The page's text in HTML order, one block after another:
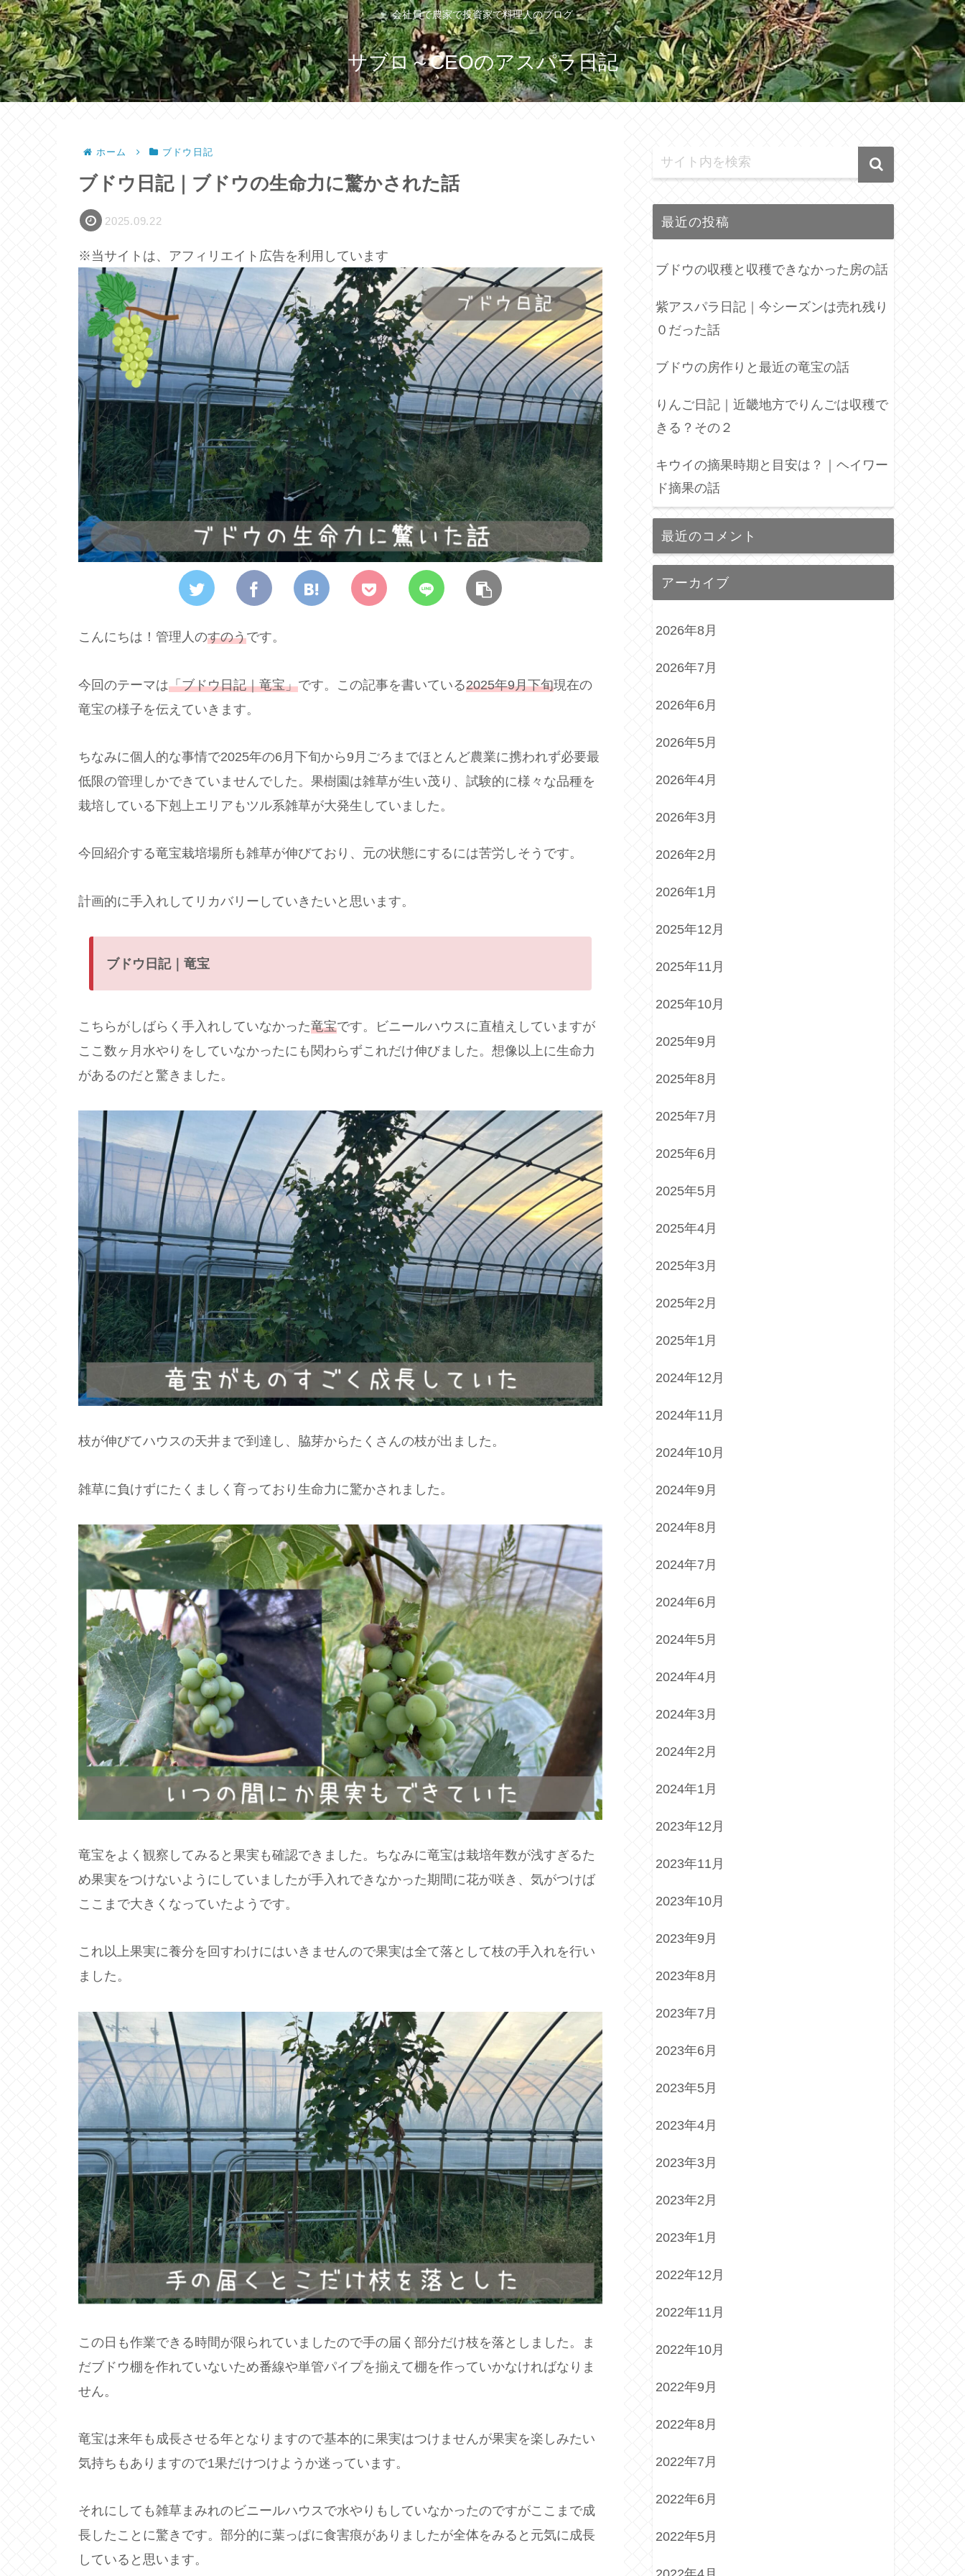
会社員で農家で投資家で料理人のブログ
サブロ～CEOのアスパラ日記
ホーム ブドウ日記
ブドウ日記｜ブドウの生命力に驚かされた話
2025.09.22
※当サイトは、アフィリエイト広告を利用しています
こんにちは！管理人のすのうです。
今回のテーマは「ブドウ日記｜竜宝」です。この記事を書いている2025年9月下旬現在の
竜宝の様子を伝えていきます。
ちなみに個人的な事情で2025年の6月下旬から9月ごろまでほとんど農業に携われず必要最
低限の管理しかできていませんでした。果樹園は雑草が生い茂り、試験的に様々な品種を
栽培している下剋上エリアもツル系雑草が大発生していました。
今回紹介する竜宝栽培場所も雑草が伸びており、元の状態にするには苦労しそうです。
計画的に手入れしてリカバリーしていきたいと思います。
ブドウ日記｜竜宝
こちらがしばらく手入れしていなかった竜宝です。ビニールハウスに直植えしていますが
ここ数ヶ月水やりをしていなかったにも関わらずこれだけ伸びました。想像以上に生命力
があるのだと驚きました。
枝が伸びてハウスの天井まで到達し、脇芽からたくさんの枝が出ました。
雑草に負けずにたくましく育っており生命力に驚かされました。
竜宝をよく観察してみると果実も確認できました。ちなみに竜宝は栽培年数が浅すぎるた
め果実をつけないようにしていましたが手入れできなかった期間に花が咲き、気がつけば
ここまで大きくなっていたようです。
これ以上果実に養分を回すわけにはいきませんので果実は全て落として枝の手入れを行い
ました。
この日も作業できる時間が限られていましたので手の届く部分だけ枝を落としました。ま
だブドウ棚を作れていないため番線や単管パイプを揃えて棚を作っていかなければなりま
せん。
竜宝は来年も成長させる年となりますので基本的に果実はつけませんが果実を楽しみたい
気持ちもありますので1果だけつけようか迷っています。
それにしても雑草まみれのビニールハウスで水やりもしていなかったのですがここまで成
長したことに驚きです。部分的に葉っぱに食害痕がありましたが全体をみると元気に成長
していると思います。
最近の投稿
ブドウの収穫と収穫できなかった房の話
紫アスパラ日記｜今シーズンは売れ残り
０だった話
ブドウの房作りと最近の竜宝の話
りんご日記｜近畿地方でりんごは収穫で
きる？その２
キウイの摘果時期と目安は？｜ヘイワー
ド摘果の話
最近のコメント
アーカイブ
2026年8月
2026年7月
2026年6月
2026年5月
2026年4月
2026年3月
2026年2月
2026年1月
2025年12月
2025年11月
2025年10月
2025年9月
2025年8月
2025年7月
2025年6月
2025年5月
2025年4月
2025年3月
2025年2月
2025年1月
2024年12月
2024年11月
2024年10月
2024年9月
2024年8月
2024年7月
2024年6月
2024年5月
2024年4月
2024年3月
2024年2月
2024年1月
2023年12月
2023年11月
2023年10月
2023年9月
2023年8月
2023年7月
2023年6月
2023年5月
2023年4月
2023年3月
2023年2月
2023年1月
2022年12月
2022年11月
2022年10月
2022年9月
2022年8月
2022年7月
2022年6月
2022年5月